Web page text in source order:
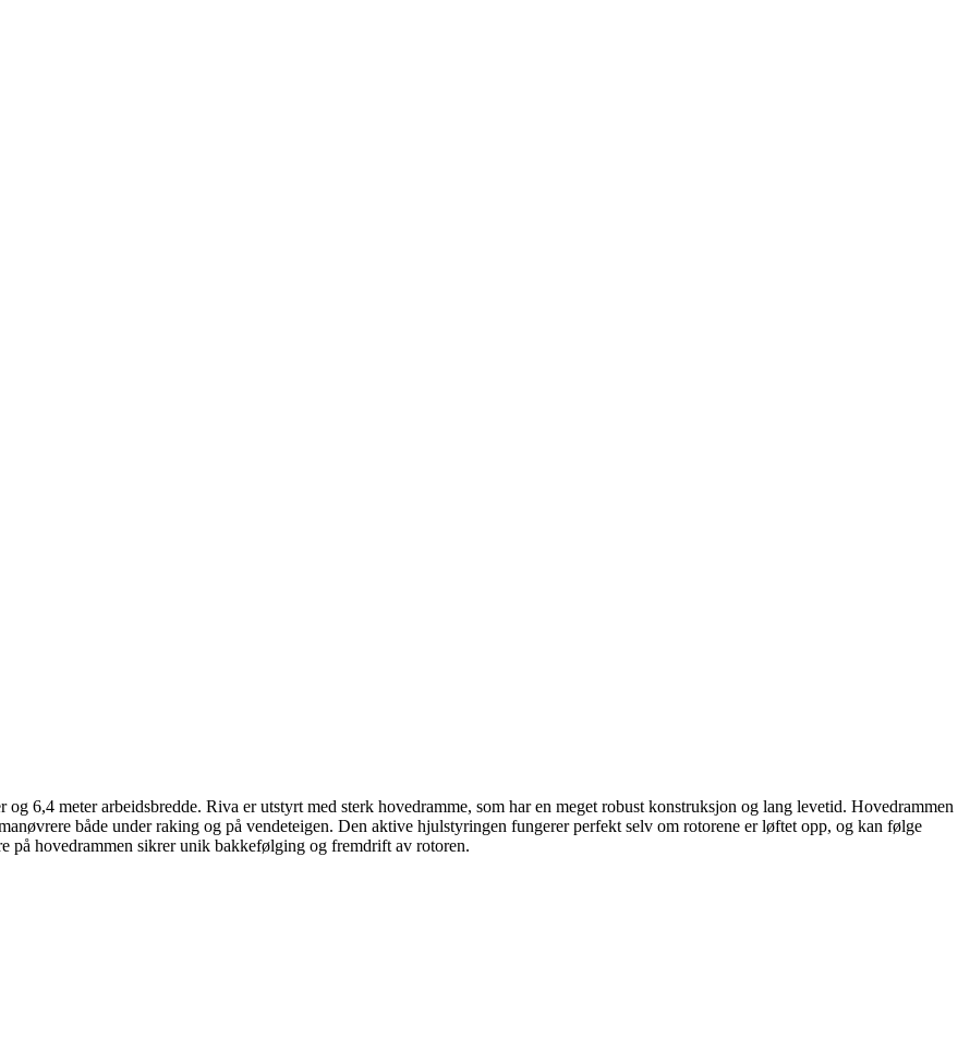
6,4 meter arbeidsbredde. Riva er utstyrt med sterk hovedramme, som har en meget robust konstruksjon og lang levetid. Hovedrammen
både under raking og på vendeteigen. Den aktive hjulstyringen fungerer perfekt selv om rotorene er løftet opp, og kan følge
på hovedrammen sikrer unik bakkefølging og fremdrift av rotoren.